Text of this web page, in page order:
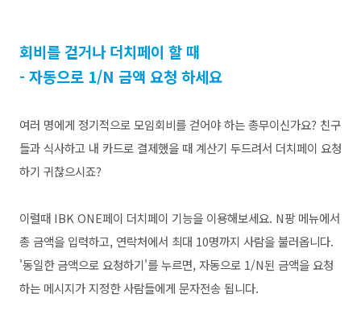
회비를 걷거나 더치페이 할 때
- 자동으로 1/N 금액 요청 하세요
여러 명에게 정기적으로 모임회비를 걷어야 하는 총무이신가요? 친구
들과 식사하고 내 카드로 결제했을 때 계산기 두드려서 더치페이 요청
하기 귀찮으시죠?
이럴때 IBK ONE페이 더치페이 기능을 이용해보세요. N팡 메뉴에서
총 금액을 입력하고, 연락처에서 최대 10명까지 사람을 불러옵니다.
'동일한 금액으로 요청하기'를 누르면, 자동으로 1/N된 금액을 요청
하는 메시지가 지정한 사람들에게 문자전송 됩니다.